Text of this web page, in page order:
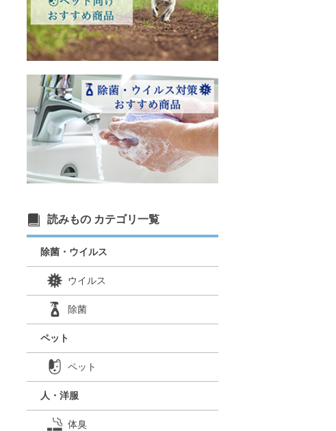
読みもの カテゴリ一覧
除菌・ウイルス
ウイルス
除菌
ペット
ペット
人・洋服
体臭